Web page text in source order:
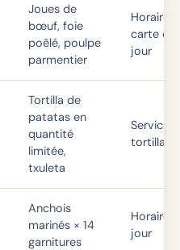
Joues de
bœuf, foie
poêlé, poulpe
parmentier
Horaires
carte du
jour
Tortilla de
patatas en
quantité
limitée,
txuleta
Service
tortilla
Anchois
marinés × 14
garnitures
Horaires
jour